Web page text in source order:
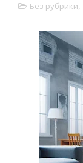
Без рубрики,